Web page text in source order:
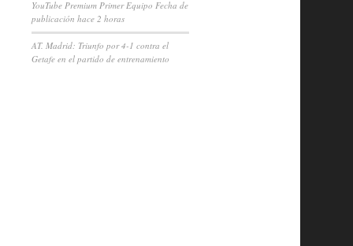
YouTube Premium Primer Equipo Fecha de
publicación hace 2 horas
AT. Madrid: Triunfo por 4-1 contra el
Getafe en el partido de entrenamiento